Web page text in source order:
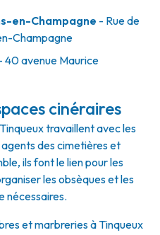
en-Champagne - Rue de
Champagne
40 avenue Maurice
cinéraires
travaillent avec les
des cimetières et
ils font le lien pour les
les obsèques et les
nécessaires.
et marbreries à Tinqueux